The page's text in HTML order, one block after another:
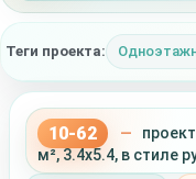
Теги проекта:
10-62 —
м², 3.4x5.4, в стиле